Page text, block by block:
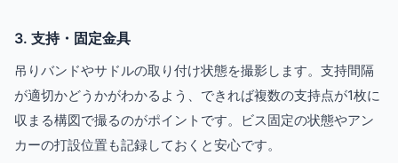
3. 支持・固定金具
吊りバンドやサドルの取り付け状態を撮影します。支持間隔
が適切かどうかがわかるよう、できれば複数の支持点が1枚に
収まる構図で撮るのがポイントです。ビス固定の状態やアン
カーの打設位置も記録しておくと安心です。